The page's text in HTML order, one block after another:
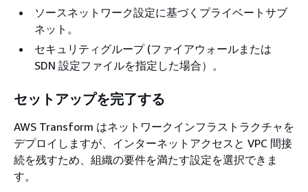
ソースネットワーク設定に基づくプライベートサブ
ネット。
セキュリティグループ (ファイアウォールまたは
SDN 設定ファイルを指定した場合）。
セットアップを完了する
AWS Transform はネットワークインフラストラクチャを
デプロイしますが、インターネットアクセスと VPC 間接
続を残すため、組織の要件を満たす設定を選択できま
す。